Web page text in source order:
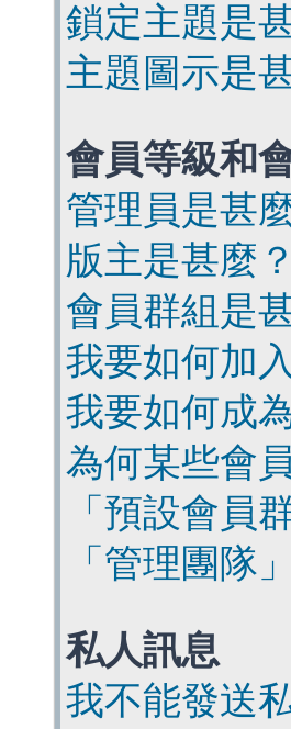
鎖定主題是
主題圖示是
會員等級和
管理員是甚
版主是甚麼？
會員群組是
我要如何加
我要如何成
為何某些會
「預設會員
「管理團隊
私人訊息
我不能發送